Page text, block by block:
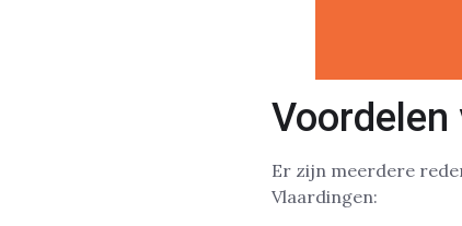
Voordelen
Er zijn meerdere
Vlaardingen: